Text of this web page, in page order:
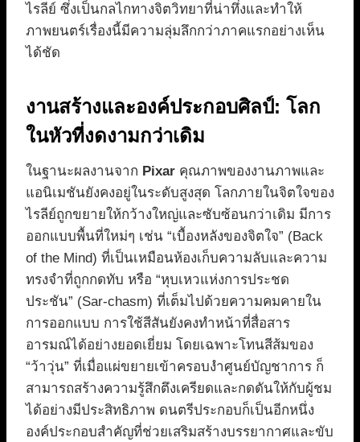
ไรลีย์ ซึ่งเป็นกลไกทางจิตวิทยาที่น่าทึ่งและทำให้
ภาพยนตร์เรื่องนี้มีความลุ่มลึกกว่าภาคแรกอย่างเห็น
ได้ชัด
งานสร้างและองค์ประกอบศิลป์: โลก
ในหัวที่งดงามกว่าเดิม
ในฐานะผลงานจาก Pixar คุณภาพของงานภาพและ
แอนิเมชันยังคงอยู่ในระดับสูงสุด โลกภายในจิตใจของ
ไรลีย์ถูกขยายให้กว้างใหญ่และซับซ้อนกว่าเดิม มีการ
ออกแบบพื้นที่ใหม่ๆ เช่น “เบื้องหลังของจิตใจ” (Back
of the Mind) ที่เป็นเหมือนห้องเก็บความลับและความ
ทรงจำที่ถูกกดทับ หรือ “หุบเหวแห่งการประชด
ประชัน” (Sar-chasm) ที่เต็มไปด้วยความคมคายใน
การออกแบบ การใช้สีสันยังคงทำหน้าที่สื่อสาร
อารมณ์ได้อย่างยอดเยี่ยม โดยเฉพาะโทนสีส้มของ
“ว้าวุ่น” ที่เมื่อแผ่ขยายเข้าครอบงำศูนย์บัญชาการ ก็
สามารถสร้างความรู้สึกตึงเครียดและกดดันให้กับผู้ชม
ได้อย่างมีประสิทธิภาพ ดนตรีประกอบก็เป็นอีกหนึ่ง
องค์ประกอบสำคัญที่ช่วยเสริมสร้างบรรยากาศและขับ